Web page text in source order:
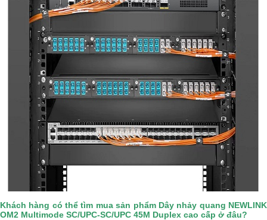
Khách hàng có thể tìm mua sản phẩm Dây nhảy quang NEWLINK
OM2 Multimode SC/UPC-SC/UPC 45M Duplex cao cấp ở đâu?